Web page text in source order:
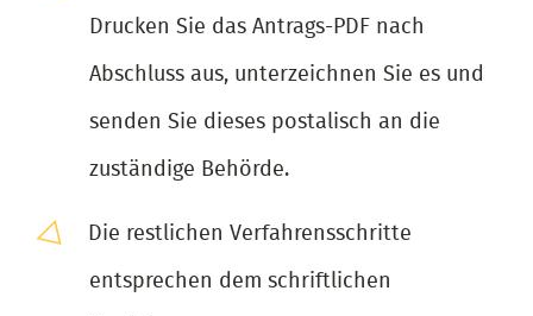
Drucken Sie das Antrags-PDF nach
Abschluss aus, unterzeichnen Sie es und
senden Sie dieses postalisch an die
zuständige Behörde.
Die restlichen Verfahrensschritte
entsprechen dem schriftlichen